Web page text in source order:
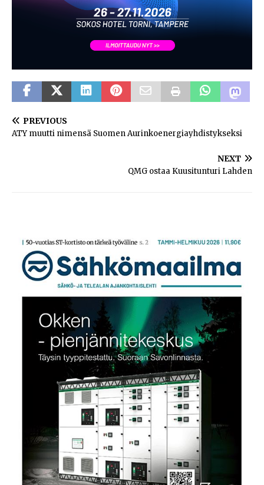
PREVIOUS
ATY muutti nimensä Suomen Aurinkoenergiayhdistykseksi
NEXT
QMG ostaa Kuusitunturi Lahden